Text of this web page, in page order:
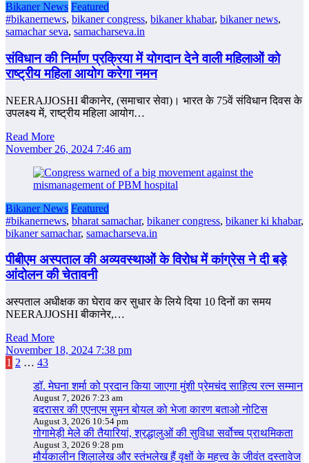
Bikaner News Featured
#bikanernews, bikaner congress, bikaner khabar, bikaner news,
samachar seva, samacharseva.in
संविधान की निर्माण प्रक्रिया में योगदान देने वाली महिलाओं को
राष्ट्रीय महिला आयोग करेगा नमन
NEERAJJOSHI बीकानेर, (समाचार सेवा)। भारत के 75वें संविधान दिवस के
उपलक्ष्य में, राष्ट्रीय महिला आयोग…
Read More
November 26, 2024 7:46 am
Bikaner News Featured
#bikanernews, bharat samachar, bikaner congress, bikaner ki khabar,
bikaner samachar, samacharseva.in
पीबीएम अस्पताल की अव्यवस्थाओं के विरोध में कांग्रेस ने दी बड़े
आंदोलन की चेतावनी
अस्‍पताल अधीक्षक का घेराव कर सुधार के लिये दिया 10 दिनों का समय
NEERAJJOSHI बीकानेर,…
Read More
November 18, 2024 7:38 pm
Posts
pagination
1 2 … 43
डॉ. मेघना शर्मा को प्रदान किया जाएगा मुंशी प्रेमचंद साहित्य रत्न सम्‍मान
August 7, 2026 7:23 am
बदरासर की एएनएम सुमन बोयल को भेजा कारण बताओ नोटिस
August 3, 2026 10:54 pm
गोगामेड़ी मेले की तैयारियां, श्रद्धालुओं की सुविधा सर्वोच्च प्राथमिकता
August 3, 2026 9:28 pm
मौर्यकालीन शिलालेख और स्तंभलेख हैं वृक्षों के महत्त्व के जीवंत दस्तावेज